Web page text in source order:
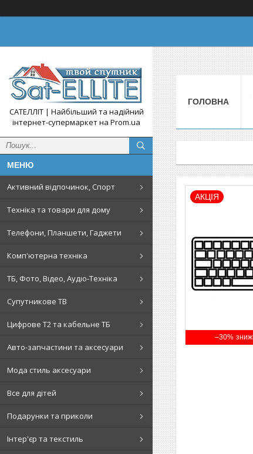
САТЕЛЛІТ | Найбільший та надійний
інтернет-супермаркет на Prom.ua
Активний відпочинок, Спорт
Техніка та товари для дому
Телефони, Планшети, Гаджети
Комп'ютерна техніка
ТБ, Фото, Відео, Аудіо-Техніка
Супутникове ТВ
Цифрове Т2 та кабельне ТБ
Авто-запчастини та аксесуари
Мода стиль аксесуари
Все для дітей
Подарунки та приколи
Інтер'єр та текстиль
ГОЛОВНА
–30%
АКЦІЯ